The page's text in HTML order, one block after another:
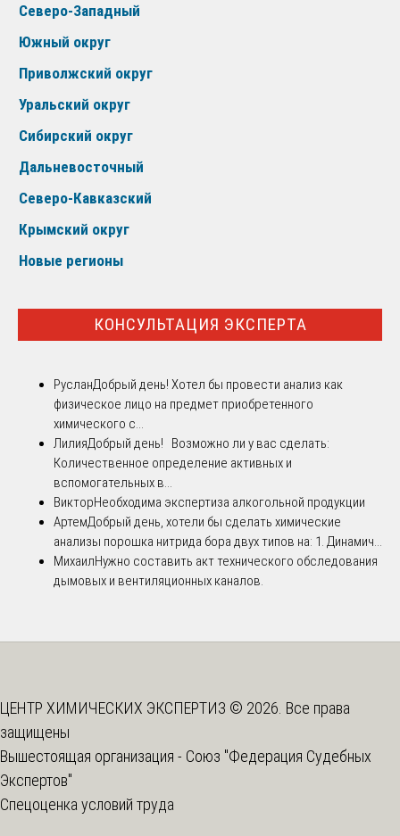
Северо-Западный
Южный округ
Приволжский округ
Уральский округ
Сибирский округ
Дальневосточный
Северо-Кавказский
Крымский округ
Новые регионы
КОНСУЛЬТАЦИЯ ЭКСПЕРТА
РусланДобрый день! Хотел бы провести анализ как
физическое лицо на предмет приобретенного
химического с...
ЛилияДобрый день! Возможно ли у вас сделать:
Количественное определение активных и
вспомогательных в...
ВикторНеобходима экспертиза алкогольной продукции
АртемДобрый день, хотели бы сделать химические
анализы порошка нитрида бора двух типов на: 1. Динамич...
МихаилНужно составить акт технического обследования
дымовых и вентиляционных каналов.
ЦЕНТР ХИМИЧЕСКИХ ЭКСПЕРТИЗ © 2026. Все права
защищены
Вышестоящая организация - Союз "Федерация Судебных
Экспертов"
Спецоценка условий труда